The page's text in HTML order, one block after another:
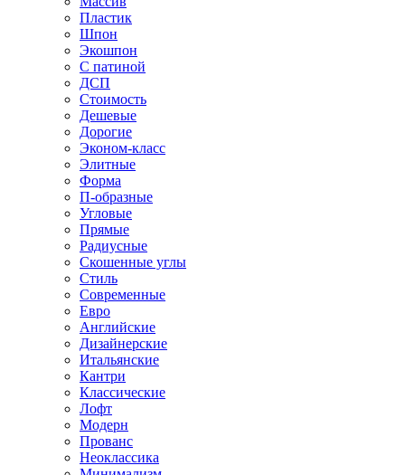
Пластик
Шпон
Экошпон
С патиной
ДСП
Стоимость
Дешевые
Дорогие
Эконом-класс
Элитные
Форма
П-образные
Угловые
Прямые
Радиусные
Скошенные углы
Стиль
Современные
Евро
Английские
Дизайнерские
Итальянские
Кантри
Классические
Лофт
Модерн
Прованс
Неоклассика